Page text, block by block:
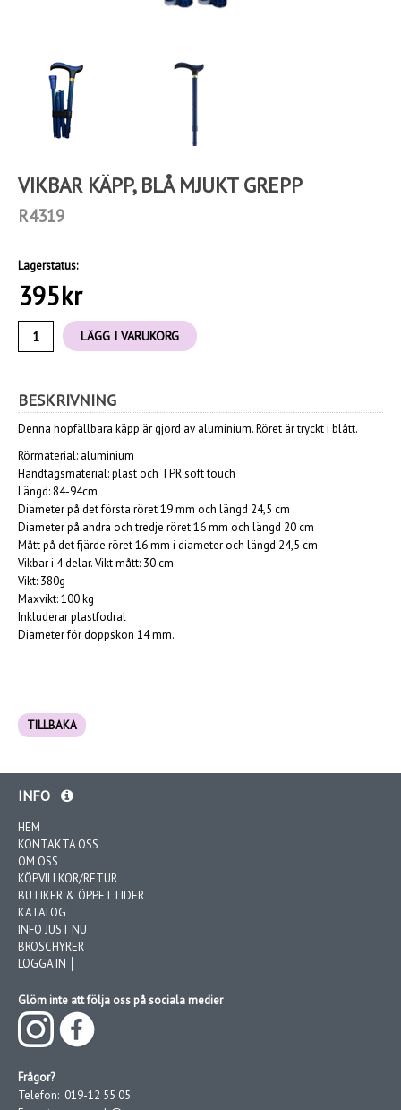
VIKBAR KÄPP, BLÅ MJUKT GREPP
R4319
Lagerstatus:
395kr
LÄGG I VARUKORG
BESKRIVNING
Denna hopfällbara käpp är gjord av aluminium. Röret är tryckt i blått.
Rörmaterial: aluminium
Handtagsmaterial: plast och TPR soft touch
Längd: 84-94cm
Diameter på det första röret 19 mm och längd 24,5 cm
Diameter på andra och tredje röret 16 mm och längd 20 cm
Mått på det fjärde röret 16 mm i diameter och längd 24,5 cm
Vikbar i 4 delar. Vikt mått: 30 cm
Vikt: 380g
Maxvikt: 100 kg
Inkluderar plastfodral
Diameter för doppskon 14 mm.
TILLBAKA
INFO
HEM
KONTAKTA OSS
OM OSS
KÖPVILLKOR/RETUR
BUTIKER & ÖPPETTIDER
KATALOG
INFO JUST NU
BROSCHYRER
LOGGA IN │
Glöm inte att följa oss på sociala medier
Frågor?
Telefon: 019-12 55 05